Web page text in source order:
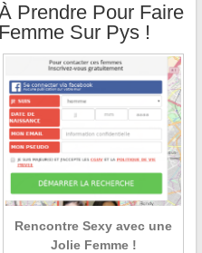
Prendre Pour Faire
Sur Pys !
Rencontre Sexy avec une
Jolie Femme !